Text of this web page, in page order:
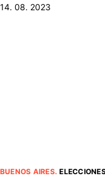
14. 08. 2023
BUENOS AIRES.